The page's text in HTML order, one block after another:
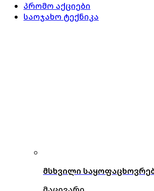
პრომო აქციები
საოჯახო ტექნიკა
მსხვილი